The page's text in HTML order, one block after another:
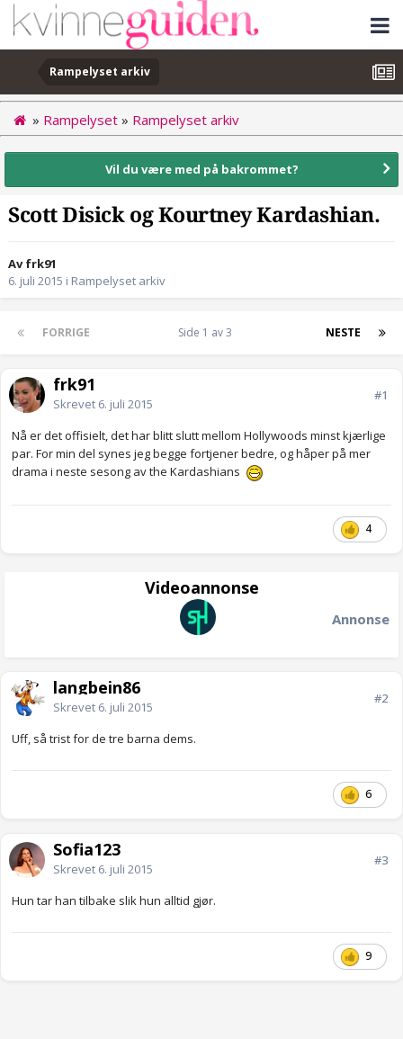
Rampelyset arkiv
» Rampelyset » Rampelyset arkiv
Vil du være med på bakrommet?
Scott Disick og Kourtney Kardashian.
Av frk91
6. juli 2015 i Rampelyset arkiv
FORRIGE NESTE
Side 1 av 3
frk91
Skrevet 6. juli 2015
#1
Nå er det offisielt, det har blitt slutt mellom Hollywoods minst kjærlige
par. For min del synes jeg begge fortjener bedre, og håper på mer
drama i neste sesong av the Kardashians
4
Videoannonse
Annonse
langbein86
Skrevet 6. juli 2015
#2
Uff, så trist for de tre barna dems.
6
Sofia123
Skrevet 6. juli 2015
#3
Hun tar han tilbake slik hun alltid gjør.
9